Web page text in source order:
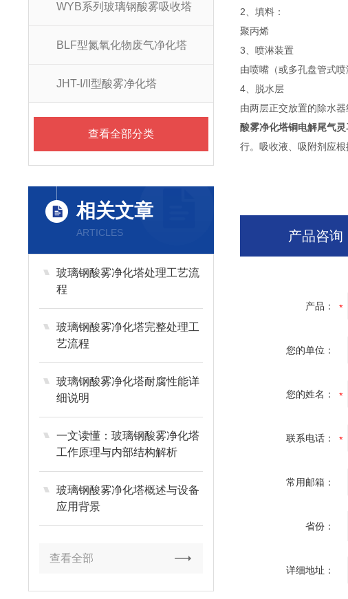
WYB系列玻璃钢酸雾吸收塔
BLF型氮氧化物废气净化塔
JHT-I/II型酸雾净化塔
查看全部分类
相关文章
ARTICLES
玻璃钢酸雾净化塔处理工艺流
程
玻璃钢酸雾净化塔完整处理工
艺流程
玻璃钢酸雾净化塔耐腐性能详
细说明
一文读懂：玻璃钢酸雾净化塔
工作原理与内部结构解析
玻璃钢酸雾净化塔概述与设备
应用背景
查看全部
2、填料：
聚丙烯
3、喷淋装置
由喷嘴（或多孔盘管式
4、脱水层
由两层正交放置的除水器
酸雾净化塔铜电解尾气灵
行。吸收液、吸附剂应根
产品咨询
产品：
您的单位：
您的姓名：
联系电话：
常用邮箱：
省份：
详细地址：